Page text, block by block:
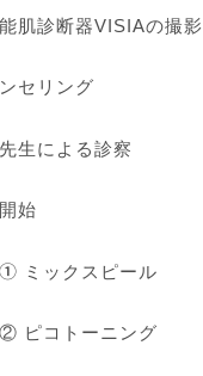
肌診断器VISIAの撮影
セリング
生による診察
始
ミックスピール
ピコトーニング